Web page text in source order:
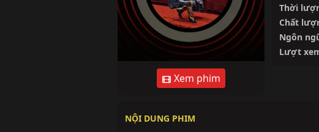
Xem phim
Thời
Chất
Ngôn
Lượt
NỘI DUNG PHIM